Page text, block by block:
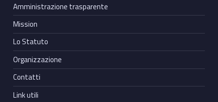
Amministrazione trasparente
Mission
Lo Statuto
Organizzazione
Contatti
Link utili